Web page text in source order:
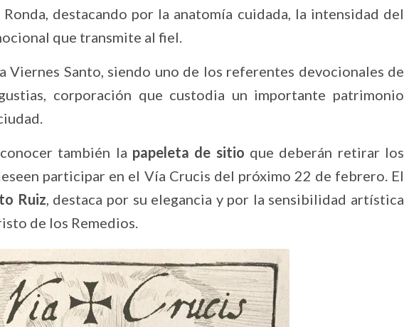
destacando por la anatomía cuidada, la intensidad del
que transmite al fiel.
Viernes Santo, siendo uno de los referentes devocionales de
corporación que custodia un importante patrimonio
también la papeleta de sitio que deberán retirar los
participar en el Vía Crucis del próximo 22 de febrero. El
Ruiz , destaca por su elegancia y por la sensibilidad artística
de los Remedios.